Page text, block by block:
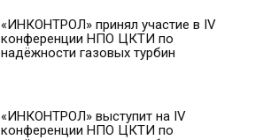
«ИНКОНТРОЛ» принял участие в IV
конференции НПО ЦКТИ по
надёжности газовых турбин
«ИНКОНТРОЛ» выступит на IV
конференции НПО ЦКТИ по